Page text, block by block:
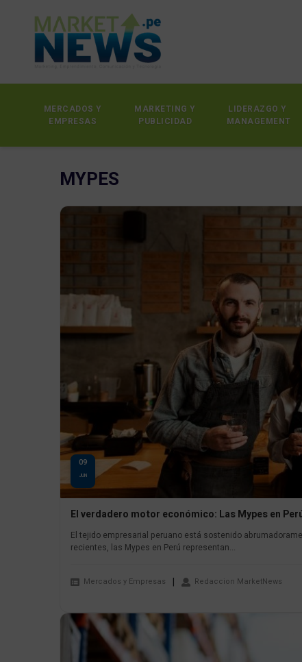
MERCADOS Y
EMPRESAS
MARKETING Y
PUBLICIDAD
LIDERAZGO Y
MANAGEMENT
MYPES
09
JUN
El verdadero motor económico: Las Mypes en
El tejido empresarial peruano está sostenido
recientes, las Mypes en Perú representan...
Mercados y Empresas Redaccion MarketNews